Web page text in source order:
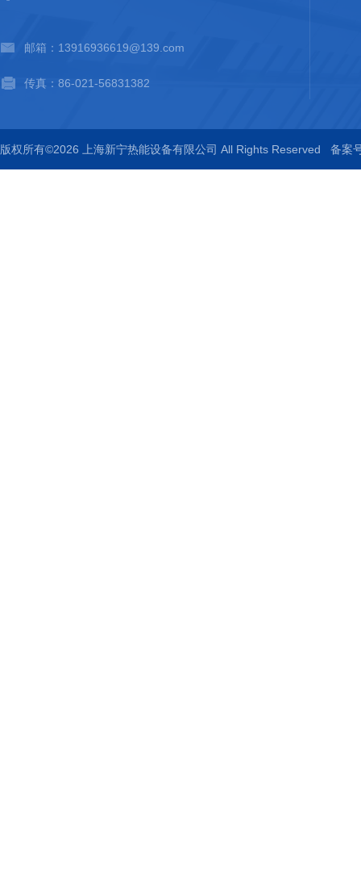
邮箱：13916936619@139.com
传真：86-021-56831382
版权所有©2026 上海新宁热能设备有限公司 All Rights Reserved 备案